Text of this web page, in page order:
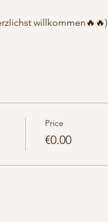
willkommen🔥🔥)
Price
€0.00